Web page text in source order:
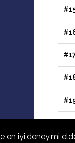
en iyi deneyimi
#17